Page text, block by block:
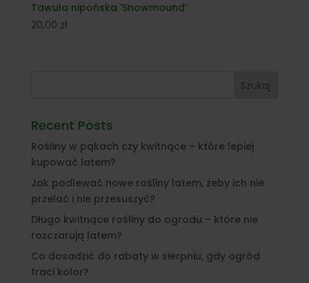
Tawuła nipońska 'Snowmound’
20,00 zł
Szukaj
Recent Posts
Rośliny w pąkach czy kwitnące – które lepiej
kupować latem?
Jak podlewać nowe rośliny latem, żeby ich nie
przelać i nie przesuszyć?
Długo kwitnące rośliny do ogrodu – które nie
rozczarują latem?
Co dosadzić do rabaty w sierpniu, gdy ogród
traci kolor?